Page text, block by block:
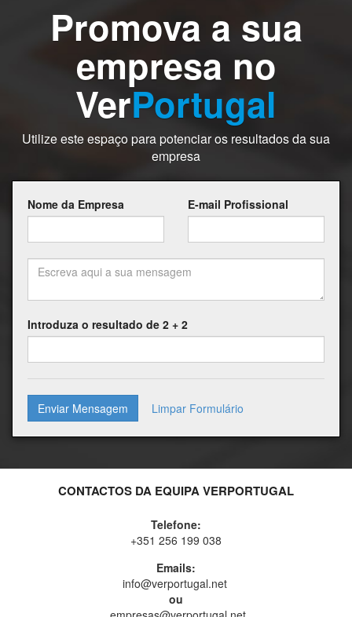
Promova a sua
empresa no
VerPortugal
Utilize este espaço para potenciar os resultados da sua
empresa
Nome da Empresa E-mail Profissional
Introduza o resultado de 2 + 2
Enviar Mensagem
CONTACTOS DA EQUIPA VERPORTUGAL
Telefone:
+351 256 199 038
Emails:
info@verportugal.net
ou